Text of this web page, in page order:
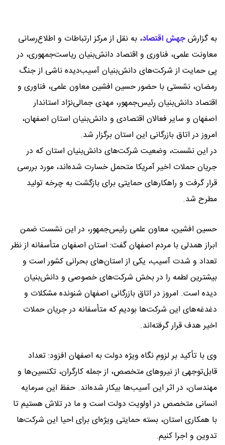
به گزارشجهش اقتصاد، به نقل از مرکز ارتباطات و اطلاع‌رسانی
معاونت علمی، فناوری و اقتصاد دانش‌بنیان ریاست‌جمهوری، در
پی حمایت از شرکت‌های دانش‌بنیان آسیب‌دیده ناشی از جنگ
رمضان، نشستی با حضور حسین افشین معاون علمی، فناوری و
اقتصاد دانش‌بنیان رئیس‌جمهور، مهدی جمالی‌نژاد استاندار
اصفهان و سایر فعالان اقتصادی و دانش‌بنیان استان اصفهان،
امروز در اتاق بازرگانی این استان برگزار شد.
در این نشست، وضعیت شرکت‌های دانش‌بنیان استان که در
جریان حملات اخیر آمریکا متحمل خسارت شده‌اند، مورد بررسی
قرار گرفت و راهکارهای حمایتی برای بازگشت به چرخه تولید
مطرح شد.
حسین افشین، معاون علمی رئیس‌جمهور، در این نشست ضمن
ابراز همدلی با مردم اصفهان گفت: استان اصفهان متأسفانه از نظر
تعداد و شدت آسیب، یکی از استان‌های بحرانی کشور است و
بیشترین لطمه را در بخش شرکت‌های خصوصی و دانش‌بنیان
دیده است. امروز در اتاق بازرگانی اصفهان شنونده مشکلات و
دغدغه‌های این شرکت‌ها بودیم که متأسفانه در جریان حملات
اخیر هدف قرار گرفته‌اند.
وی با تأکید بر لزوم نگاه ویژه دولت به اصفهان افزود: تعداد
قابل‌توجهی از نیروهای متخصص، از جمله کارگران، تکنسین‌ها و
مهندسان، در اثر این آسیب‌ها بیکار شده‌اند. حفظ این سرمایه
انسانی متخصص در اولویت دولت است و ما در تلاش هستیم تا
با همکاری استان، بسته حمایتی ویژه‌ای برای احیا این شرکت‌ها
تدوین و اجرا کنیم.